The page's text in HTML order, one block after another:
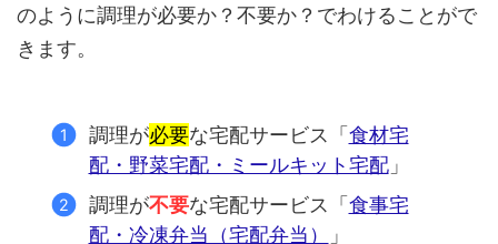
のように調理が必要か？不要か？でわけることがで
きます。
調理が必要な宅配サービス「食材宅
配・野菜宅配・ミールキット宅配」
調理が不要な宅配サービス「食事宅
配・冷凍弁当（宅配弁当）
」